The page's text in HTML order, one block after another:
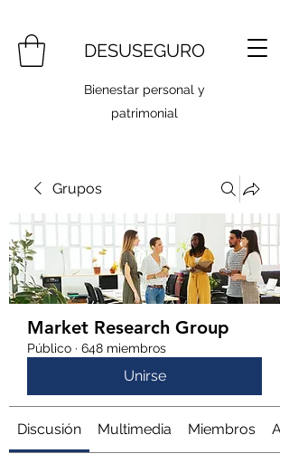
DESUSEGURO
Bienestar personal y
patrimonial
Grupos
Market Research Group
Público · 648 miembros
Unirse
Discusión Multimedia Miembros